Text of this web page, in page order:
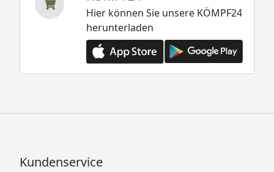
Hier können Sie unsere KÖMPF24
herunterladen
Kundenservice